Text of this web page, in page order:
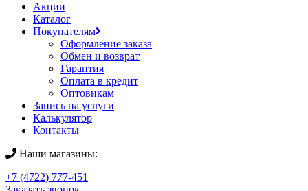
Акции
Каталог
Покупателям
Оформление заказа
Обмен и возврат
Гарантия
Оплата в кредит
Оптовикам
Запись на услуги
Калькулятор
Контакты
Наши магазины:
+7 (4722) 777-451